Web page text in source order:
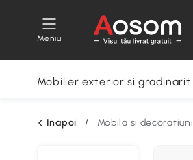
Meniu
Mobilier exterior si gradinarit
Inapoi / Mobila si decoratiuni